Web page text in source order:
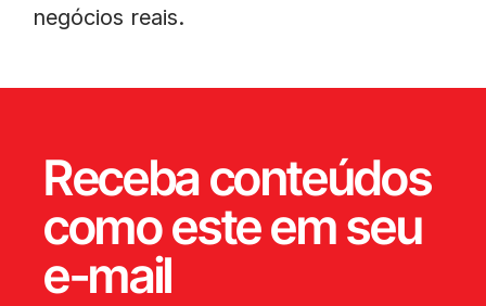
negócios reais.
Receba conteúdos
como este em seu
e-mail